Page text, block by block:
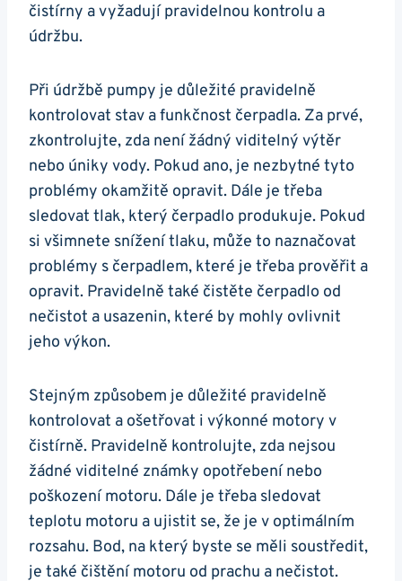
čistírny a vyžadují pravidelnou kontrolu a
údržbu.
Při údržbě pumpy je důležité pravidelně
kontrolovat stav a funkčnost čerpadla. Za prvé,
zkontrolujte, zda není žádný viditelný výtěr
nebo úniky vody. Pokud ano, je nezbytné tyto
problémy okamžitě opravit. Dále je třeba
sledovat tlak, který čerpadlo produkuje. Pokud
si všimnete snížení tlaku, může to naznačovat
problémy s čerpadlem, které je třeba prověřit a
opravit. Pravidelně také čistěte čerpadlo od
nečistot a usazenin, které by mohly ovlivnit
jeho výkon.
Stejným způsobem je důležité pravidelně
kontrolovat a ošetřovat i výkonné motory v
čistírně. Pravidelně kontrolujte, zda nejsou
žádné viditelné známky opotřebení nebo
poškození motoru. Dále je třeba sledovat
teplotu motoru a ujistit se, že je v optimálním
rozsahu. Bod, na který byste se měli soustředit,
je také čištění motoru od prachu a nečistot.